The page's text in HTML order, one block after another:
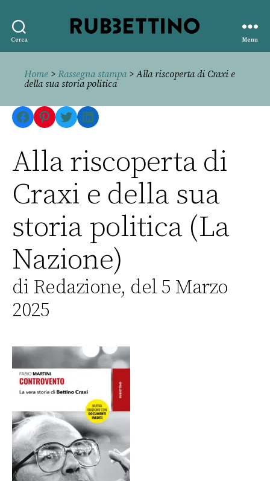
Cerca
editore
Menu
Home > Rassegna stampa> Alla riscoperta di Craxi e
della sua storia politica
Facebook
Pinterest
TwitterLinkedIn
Alla riscoperta di
Craxi e della sua
storia politica (La
Nazione)
di Redazione, del 5 Marzo
2025